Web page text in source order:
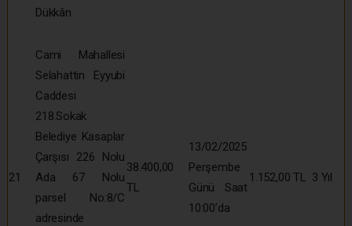
Dükkân
21
Cami Mahallesi
Selahattin Eyyubi
Caddesi
218.Sokak
Belediye Kasaplar
Çarşısı 226 Nolu
Ada 67 Nolu
parsel No:8/C
adresinde
38.400,00
TL
13/02/2025
Perşembe
Günü Saat
10:00’da
1.152,00 TL 3 Yıl